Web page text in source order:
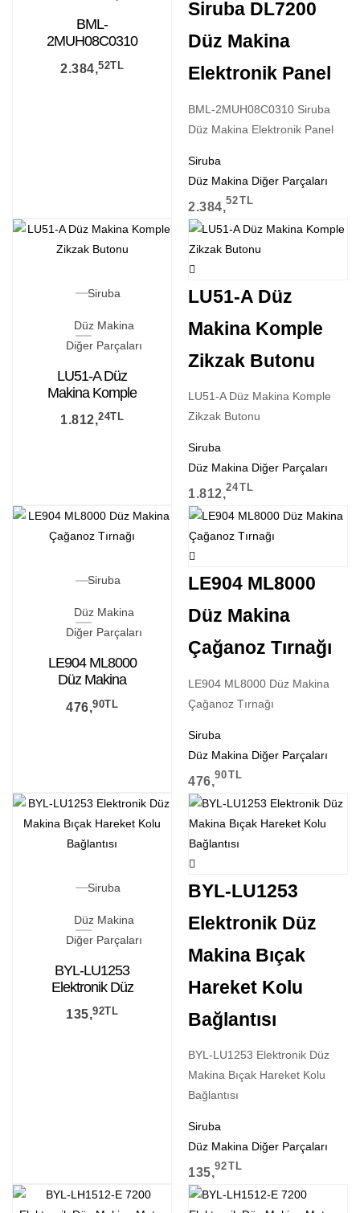
BML-
2MUH08C0310
Siruba DL7200
Düz Makina
2.384,52TL
Siruba DL7200
Düz Makina
Elektronik Panel
BML-2MUH08C0310 Siruba
Düz Makina Elektronik Panel
Siruba
Düz Makina Diğer Parçaları
2.384,52TL
Siruba
Düz Makina
Diğer Parçaları
LU51-A Düz
Makina Komple
Zikzak Butonu
1.812,24TL
LU51-A Düz
Makina Komple
Zikzak Butonu
LU51-A Düz Makina Komple
Zikzak Butonu
Siruba
Düz Makina Diğer Parçaları
1.812,24TL
Siruba
Düz Makina
Diğer Parçaları
LE904 ML8000
Düz Makina
Çağanoz Tırnağı
476,90TL
LE904 ML8000
Düz Makina
Çağanoz Tırnağı
LE904 ML8000 Düz Makina
Çağanoz Tırnağı
Siruba
Düz Makina Diğer Parçaları
476,90TL
Siruba
Düz Makina
Diğer Parçaları
BYL-LU1253
Elektronik Düz
Makina Bıçak
Hareket Kolu
135,92TL
BYL-LU1253
Elektronik Düz
Makina Bıçak
Hareket Kolu
Bağlantısı
BYL-LU1253 Elektronik Düz
Makina Bıçak Hareket Kolu
Bağlantısı
Siruba
Düz Makina Diğer Parçaları
135,92TL